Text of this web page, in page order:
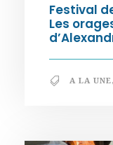
Festival
Les
A LA UNE,